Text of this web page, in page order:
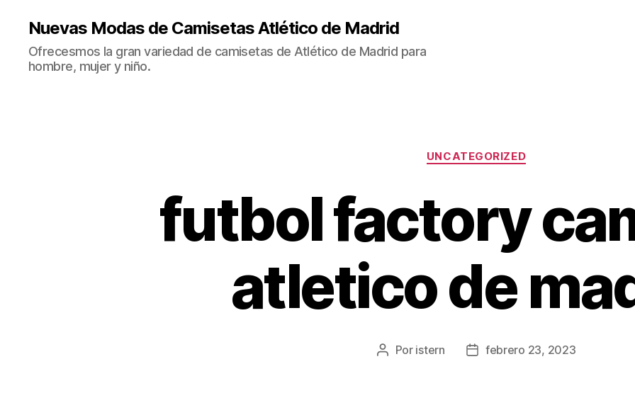
Nuevas Modas de Camisetas Atlético de Madrid
Ofrecesmos la gran variedad de camisetas de Atlético de Madrid para
hombre, mujer y niño.
Categorías
UNCATEGORIZED
futbol factory
atletico de
Autor
Por istern
Fecha
febrero 23, 2023